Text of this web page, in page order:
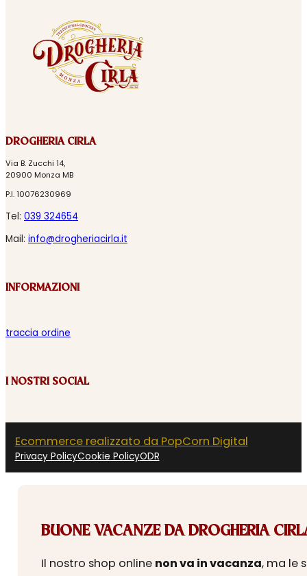
DROGHERIA CIRLA
Via B. Zucchi 14,
20900 Monza MB
P.I. 10076230969
Tel: 039 324654
Mail: info@drogheriacirla.it
INFORMAZIONI
traccia ordine
I NOSTRI SOCIAL
Ecommerce realizzato da PopCorn Digital
Privacy PolicyCookie PolicyODR
BUONE VACANZE DA DROGHERIA
Il nostro shop online non va in vacanza, ma le